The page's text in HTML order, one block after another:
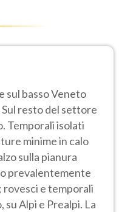
sul basso Veneto
resto del settore
Temporali isolati
minime in calo
sulla pianura
prevalentemente
rovesci e temporali
Alpi e Prealpi. La